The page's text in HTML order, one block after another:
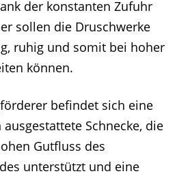
der konstanten Zufuhr
sollen die Druschwerke
ruhig und somit bei hoher
können.
befindet sich eine
Schnecke, die
Gutfluss des
unterstützt und eine